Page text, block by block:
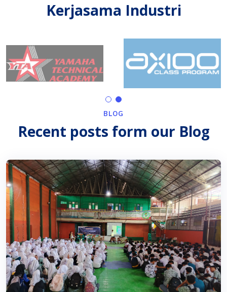
Kerjasama Industri
BLOG
Recent posts form our Blog